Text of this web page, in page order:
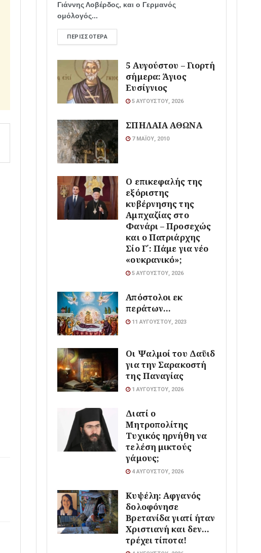
Γιάννης Λοβέρδος, και ο Γερμανός
ομόλογός...
ΠΕΡΙΣΣΌΤΕΡΑ
5 Αυγούστου – Γιορτή
σήμερα: Άγιος
Ευσίγνιος
5 ΑΥΓΟΎΣΤΟΥ, 2026
ΣΠΗΛΑΙΑ ΑΘΩΝΑ
7 ΜΑΪ́ΟΥ, 2010
Ο επικεφαλής της
εξόριστης
κυβέρνησης της
Αμπχαζίας στο
Φανάρι – Προσεχώς
και ο Πατριάρχης
Σίο Γ΄: Πάμε για νέο
«ουκρανικό»;
5 ΑΥΓΟΎΣΤΟΥ, 2026
Απόστολοι εκ
περάτων…
11 ΑΥΓΟΎΣΤΟΥ, 2023
Οι Ψαλμοί του Δαϋιδ
για την Σαρακοστή
της Παναγίας
1 ΑΥΓΟΎΣΤΟΥ, 2026
Διατί ο
Μητροπολίτης
Τυχικός ηρνήθη να
τελέση μικτούς
γάμους;
4 ΑΥΓΟΎΣΤΟΥ, 2026
Κυψέλη: Αφγανός
δολοφόνησε
Βρετανίδα γιατί ήταν
Χριστιανή και δεν…
τρέχει τίποτα!